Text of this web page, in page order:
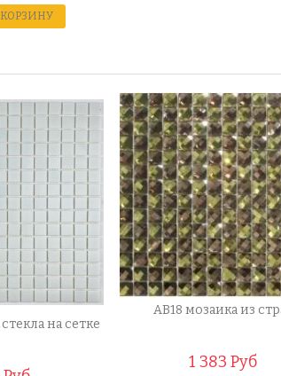
КОРЗИНУ
на сетке
AB18 мозаика из
1 383 Руб